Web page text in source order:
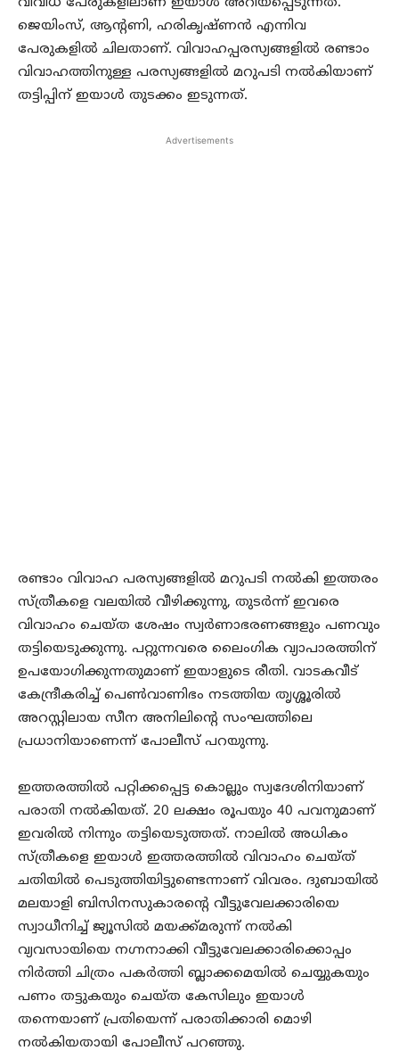
ജെയിംസ്, ആന്റണി, ഹരികൃഷ്ണന്‍ എന്നിവ
പേരുകളില്‍ ചിലതാണ്. വിവാഹപ്പരസ്യങ്ങളില്‍ രണ്ടാം
വിവാഹത്തിനുള്ള പരസ്യങ്ങളില്‍ മറുപടി നല്‍കിയാണ്
തട്ടിപ്പിന് ഇയാള്‍ തുടക്കം ഇടുന്നത്.
Advertisements
രണ്ടാം വിവാഹ പരസ്യങ്ങളില്‍ മറുപടി നല്‍കി ഇത്തരം
സ്ത്രീകളെ വലയില്‍ വീഴിക്കുന്നു, തുടര്‍ന്ന് ഇവരെ
വിവാഹം ചെയ്ത ശേഷം സ്വര്‍ണാഭരണങ്ങളും പണവും
തട്ടിയെടുക്കുന്നു. പറ്റുന്നവരെ ലൈംഗിക വ്യാപാരത്തിന്‌
ഉപയോഗിക്കുന്നതുമാണ് ഇയാളുടെ രീതി. വാടകവീട്
കേന്ദ്രീകരിച്ച് പെണ്‍വാണിഭം നടത്തിയ തൃശ്ശൂരില്‍
അറസ്റ്റിലായ സീന അനിലിന്റെ സംഘത്തിലെ
പ്രധാനിയാണെന്ന് പോലീസ് പറയുന്നു.
ഇത്തരത്തില്‍ പറ്റിക്കപ്പെട്ട കൊല്ലും സ്വദേശിനിയാണ്
പരാതി നല്‍കിയത്. 20 ലക്ഷം രൂപയും 40 പവനുമാണ്
ഇവരില്‍ നിന്നും തട്ടിയെടുത്തത്. നാലില്‍ അധികം
സ്ത്രീകളെ ഇയാള്‍ ഇത്തരത്തില്‍ വിവാഹം ചെയ്ത്
ചതിയില്‍ പെടുത്തിയിട്ടുണ്ടെന്നാണ് വിവരം. ദുബായില്‍
മലയാളി ബിസിനസുകാരന്റെ വീട്ടുവേലക്കാരിയെ
സ്വാധീനിച്ച് ജ്യൂസില്‍ മയക്ക്മരുന്ന് നല്‍കി
വ്യവസായിയെ നഗ്നനാക്കി വീട്ടുവേലക്കാരിക്കൊപ്പം
നിര്‍ത്തി ചിത്രം പകര്‍ത്തി ബ്ലാക്കമെയില്‍ ചെയ്യുകയും
പണം തട്ടുകയും ചെയ്ത കേസിലും ഇയാള്‍
തന്നെയാണ് പ്രതിയെന്ന് പരാതിക്കാരി മൊഴി
നല്‍കിയതായി പോലീസ് പറഞ്ഞു.